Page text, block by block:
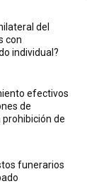
del
con
individual?
efectivos
de
de
funerarios